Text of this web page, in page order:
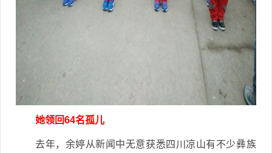
她领回64名孤儿
去年，余婷从新闻中无意获悉四川凉山有不少彝族